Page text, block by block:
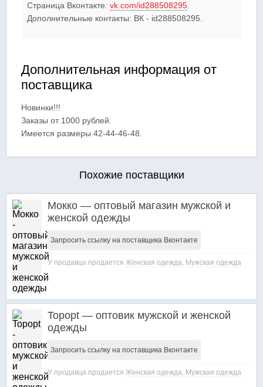
Страница Вконтакте: vk.com/id288508295
Дополнительные контакты: ВК - id288508295.
Дополнительная информация от
поставщика
Новинки!!!
Заказы от 1000 рублей.
Имеется размеры 42-44-46-48.
Похожие поставщики
Мокко — оптовый магазин мужской и
женской одежды
Запросить ссылку на поставщика Вконтакте
У продавца продается Женская одежда, Мужская одежда
Topopt — оптовик мужской и женской
одежды
Запросить ссылку на поставщика Вконтакте
У продавца продается Женская одежда, Мужская одежда